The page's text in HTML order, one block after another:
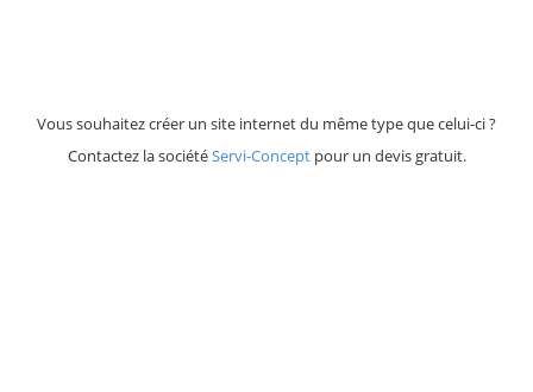
Vous souhaitez créer un site internet du même type que celui-ci ?
Contactez la sociétéServi-Conceptpour un devis gratuit.